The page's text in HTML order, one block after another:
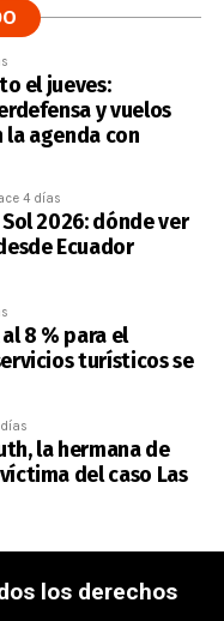
el jueves:
y vuelos
la agenda con
4 días
2026: dónde ver
Ecuador
8 % para el
turísticos se
la hermana de
del caso Las
los derechos